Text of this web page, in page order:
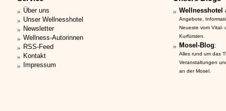
Über uns
Unser Wellnesshotel
Newsletter
Wellness-Autorinnen
RSS-Feed
Kontakt
Impressum
Wellnesshotel
Angebote,
Neueste vom Vital-
Kurfürsten.
Mosel-Blog:
Alles rund um das
Veranstaltungen
an der Mosel.